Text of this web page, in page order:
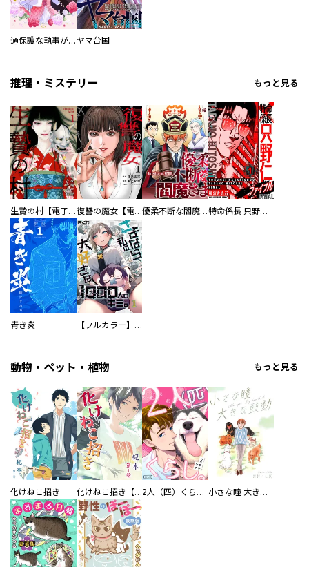
過保護な執事が私の婚活を邪魔してきます！ ヤマ台国
推理・ミステリー もっと見る
生贄の村【電子単行本版】 復讐の魔女【電子単行本版】 優柔不断な閻魔さま 特命係長 只野仁ファイナル 愛蔵版
青き炎 【フルカラー】さよなら、私の大好きな１０００人のキミ。
動物・ペット・植物 もっと見る
化けねこ招き 化けねこ招き【描きおろし付合冊版】 2人（匹）くらし。 小さな瞳 大きな鼓動